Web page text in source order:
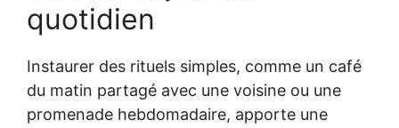
quotidien
Instaurer des rituels simples, comme un café
du matin partagé avec une voisine ou une
promenade hebdomadaire, apporte une